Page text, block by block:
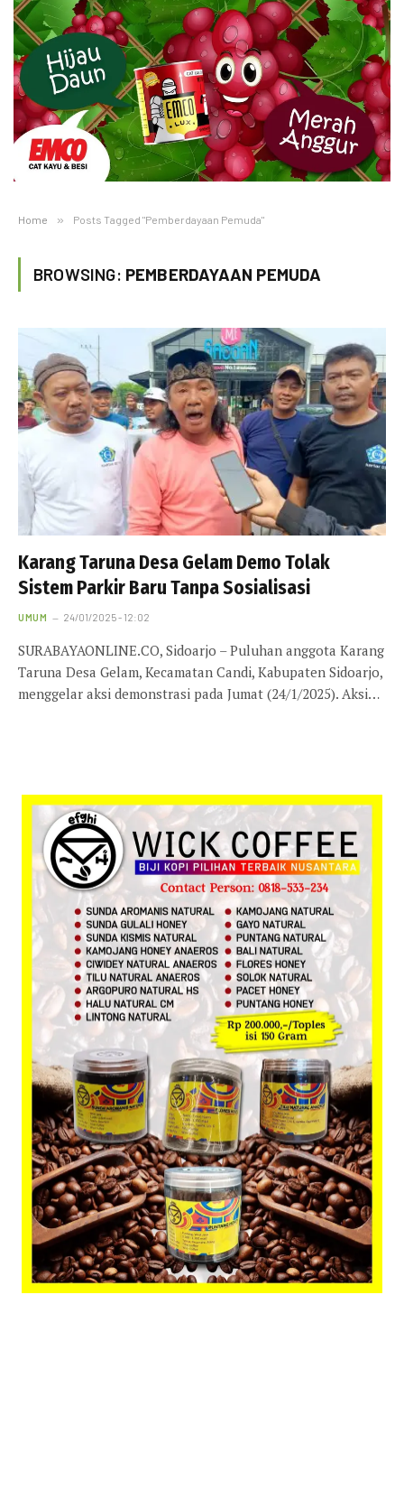
Home » Posts Tagged "Pemberdayaan Pemuda"
BROWSING: PEMBERDAYAAN PEMUDA
Karang Taruna Desa Gelam Demo Tolak
Sistem Parkir Baru Tanpa Sosialisasi
UMUM 24/01/2025 - 12:02
SURABAYAONLINE.CO, Sidoarjo – Puluhan anggota Karang
Taruna Desa Gelam, Kecamatan Candi, Kabupaten Sidoarjo,
menggelar aksi demonstrasi pada Jumat (24/1/2025). Aksi…